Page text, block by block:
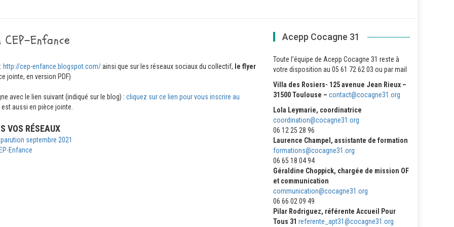
Enfance
http://cep-enfance.blogspot.com/ainsi que sur les réseaux sociaux du collectif, le flyer
jointe, en version PDF)
avec le lien suivant (indiqué sur le blog) : cliquez sur ce lien pour vous inscrire au
aussi en pièce jointe.
VOS RÉSEAUX
septembre 2021
Enfance
Acepp Cocagne 31
Toute l’équipe de Acepp Cocagne 31 reste à
votre disposition au 05 61 72 62 03 ou par mail
Villa des Rosiers- 125 avenue Jean Rieux –
31500 Toulouse – contact@cocagne31.org
Lola Leymarie, coordinatrice
coordination@cocagne31.org
06 12 25 28 96
Laurence Champel, assistante de formation
formations@cocagne31.org
06 65 18 04 94
Géraldine Choppick, chargée de mission OF
et communication
communication@cocagne31.org
06 66 02 09 49
Pilar Rodriguez, référente Accueil Pour
Tous 31 referente_apt31@cocagne31.org